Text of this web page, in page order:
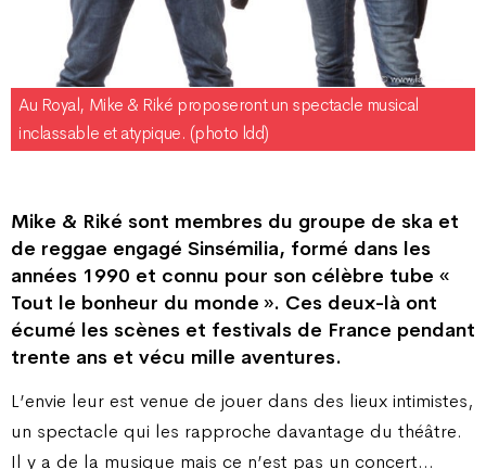
Au Royal, Mike & Riké proposeront un spectacle musical
inclassable et atypique. (photo ldd)
Mike & Riké sont membres du groupe de ska et
de reggae engagé Sinsémilia, formé dans les
années 1990 et connu pour son célèbre tube «
Tout le bonheur du monde ». Ces deux-là ont
écumé les scènes et festivals de France pendant
trente ans et vécu mille aventures.
L’envie leur est venue de jouer dans des lieux intimistes,
un spectacle qui les rapproche davantage du théâtre.
Il y a de la musique mais ce n’est pas un concert…